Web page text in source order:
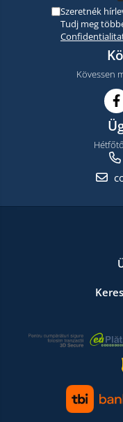
Szeretnék
Tudj meg
Kövessen